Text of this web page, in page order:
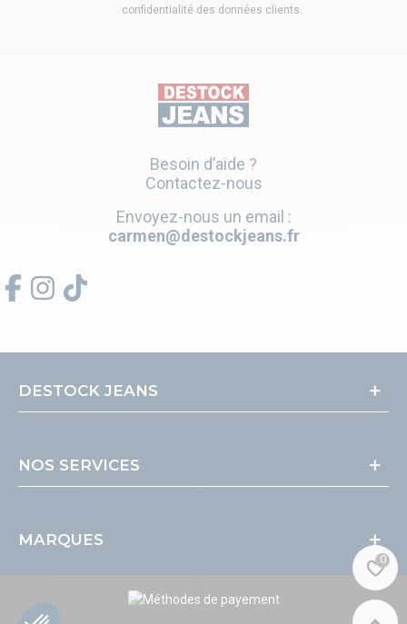
confidentialité des données clients
Besoin d’aide ?
Contactez-nous
Envoyez-nous un email :
carmen@destockjeans.fr
DESTOCK JEANS
NOS SERVICES
MARQUES
0